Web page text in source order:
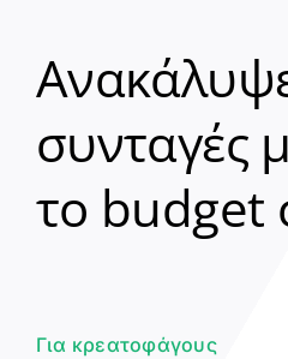
συνταγές
το budget
Για κρεατοφάγους